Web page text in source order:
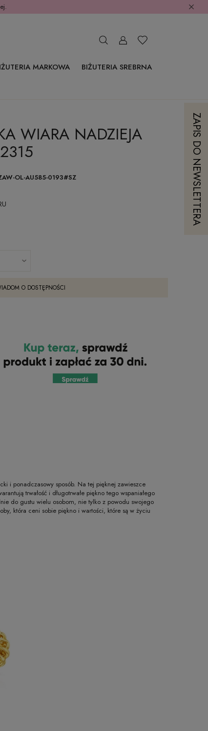
MARKOWA
BIŻUTERIA SREBRNA
WIARA NADZIEJA
OL-AU585-0193#SZ
O DOSTĘPNOŚCI
i ponadczasowy sposób. Na tej pięknej zawieszce
trwałość i długotrwałe piękno tego wspaniałego
do gustu wielu osobom, nie tylko z powodu swojego
która ceni sobie piękno i wartości, które są w życiu
ZAPIS DO NEWSLETTERA